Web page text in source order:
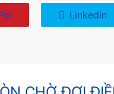
Linkedin